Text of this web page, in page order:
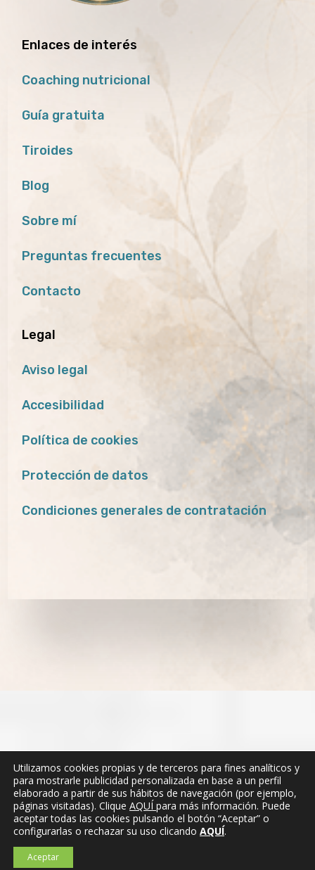
Enlaces de interés
Coaching nutricional
Guía gratuita
Tiroides
Blog
Sobre mí
Preguntas frecuentes
Contacto
Legal
Aviso legal
Accesibilidad
Política de cookies
Protección de datos
Condiciones generales de contratación
Utilizamos cookies propias y de terceros para fines analíticos y
para mostrarle publicidad personalizada en base a un perfil
elaborado a partir de sus hábitos de navegación (por ejemplo,
páginas visitadas). Clique AQUÍ para más información. Puede
aceptar todas las cookies pulsando el botón “Aceptar” o
configurarlas o rechazar su uso clicando AQUÍ.
Aceptar